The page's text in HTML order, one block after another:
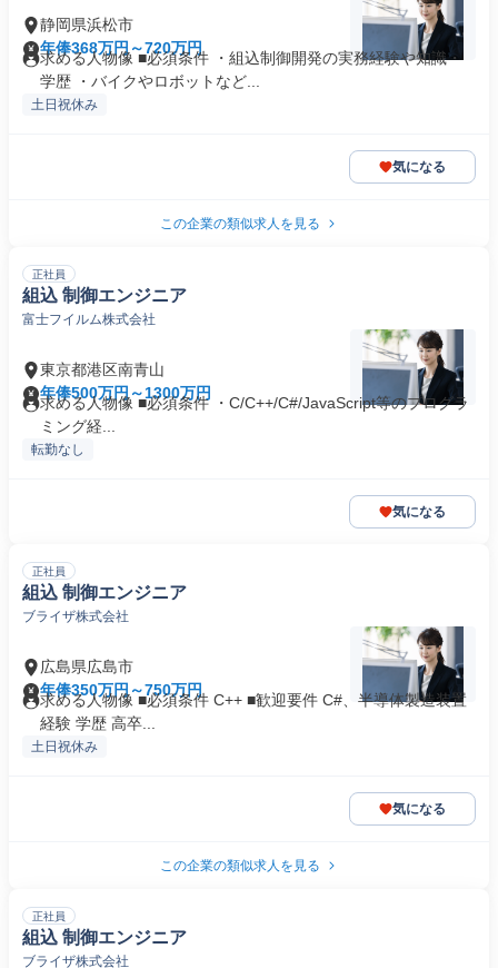
静岡県浜松市
年俸368万円～720万円
求める人物像 ■必須条件 ・組込制御開発の実務経験や知識・
学歴 ・バイクやロボットなど...
土日祝休み
気になる
この企業の類似求人を見る
正社員
組込 制御エンジニア
富士フイルム株式会社
東京都港区南青山
年俸500万円～1300万円
求める人物像 ■必須条件 ・C/C++/C#/JavaScript等のプログラ
ミング経...
転勤なし
気になる
正社員
組込 制御エンジニア
ブライザ株式会社
広島県広島市
年俸350万円～750万円
求める人物像 ■必須条件 C++ ■歓迎要件 C#、半導体製造装置
経験 学歴 高卒...
土日祝休み
気になる
この企業の類似求人を見る
正社員
組込 制御エンジニア
ブライザ株式会社